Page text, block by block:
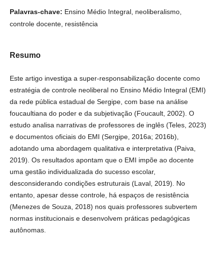
Palavras-chave: Ensino Médio Integral, neoliberalismo,
controle docente, resistência
Resumo
Este artigo investiga a super-responsabilização docente como
estratégia de controle neoliberal no Ensino Médio Integral (EMI)
da rede pública estadual de Sergipe, com base na análise
foucaultiana do poder e da subjetivação (Foucault, 2002). O
estudo analisa narrativas de professores de inglês (Teles, 2023)
e documentos oficiais do EMI (Sergipe, 2016a; 2016b),
adotando uma abordagem qualitativa e interpretativa (Paiva,
2019). Os resultados apontam que o EMI impõe ao docente
uma gestão individualizada do sucesso escolar,
desconsiderando condições estruturais (Laval, 2019). No
entanto, apesar desse controle, há espaços de resistência
(Menezes de Souza, 2018) nos quais professores subvertem
normas institucionais e desenvolvem práticas pedagógicas
autônomas.